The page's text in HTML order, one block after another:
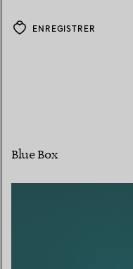
ENREGISTRER
Blue Box